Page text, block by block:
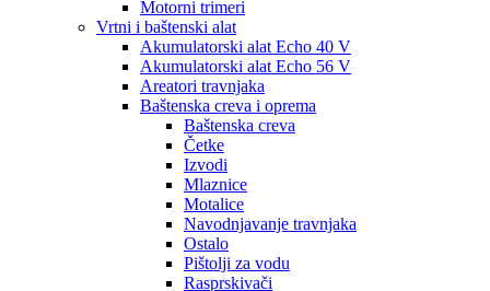
Motorni trimeri
Vrtni i baštenski alat
Akumulatorski alat Echo 40 V
Akumulatorski alat Echo 56 V
Areatori travnjaka
Baštenska creva i oprema
Baštenska creva
Četke
Izvodi
Mlaznice
Motalice
Navodnjavanje travnjaka
Ostalo
Pištolji za vodu
Rasprskivači